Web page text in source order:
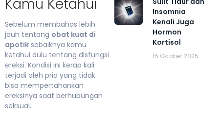
Insomnia
Kenali Juga
Hormon
Kortisol
15 Oktober 2025
Kamu Ketahui
Sebelum membahas lebih
jauh tentang obat kuat di
apotik sebaiknya kamu
ketahui dulu tentang disfungsi
ereksi. Kondisi ini kerap kali
terjadi oleh pria yang tidak
bisa mempertahankan
ereksinya saat berhubungan
seksual.